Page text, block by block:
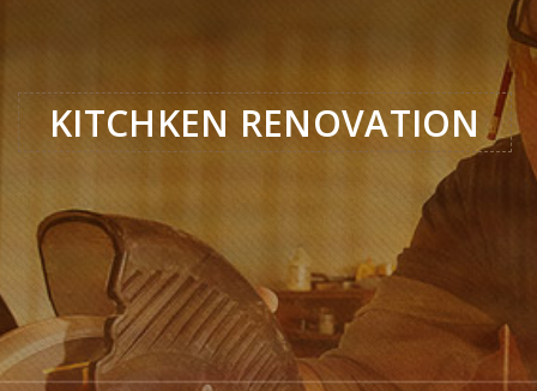
KITCHKEN RENOVATION